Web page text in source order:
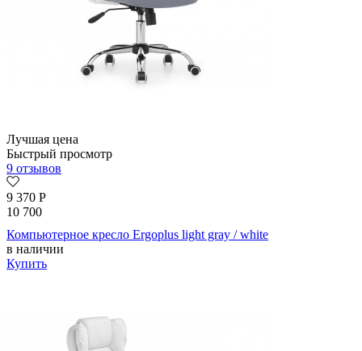
Лучшая цена
Быстрый просмотр
9 отзывов
9 370 Р
10 700
Компьютерное кресло Ergoplus light gray / white
в наличии
Купить